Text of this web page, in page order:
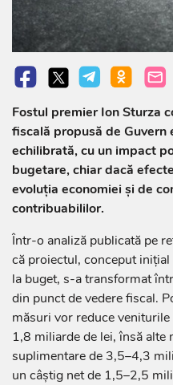
Fostul premier Ion Sturza
fiscală propusă de Guvern
echilibrată, cu un impact
bugetare, chiar dacă
evoluția economiei și de
contribuabililor.
Într-o analiză publicată pe
că proiectul, conceput
la buget, s-a transformat
din punct de vedere fiscal.
măsuri vor reduce
1,8 miliarde de lei, însă
suplimentare de 3,5–4,3
un câștig net de 1,5–2,5